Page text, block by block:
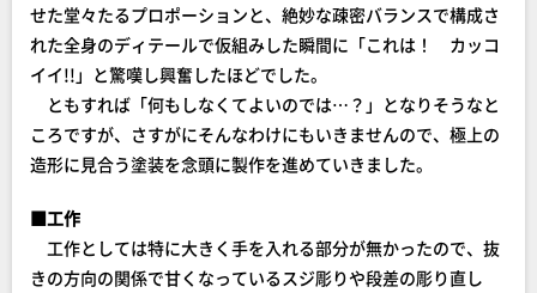
せた堂々たるプロポーションと、絶妙な疎密バランスで構成さ
れた全身のディテールで仮組みした瞬間に「これは！ カッコ
イイ!!」と驚嘆し興奮したほどでした。
ともすれば「何もしなくてよいのでは…？」となりそうなと
ころですが、さすがにそんなわけにもいきませんので、極上の
造形に見合う塗装を念頭に製作を進めていきました。
■工作
工作としては特に大きく手を入れる部分が無かったので、抜
きの方向の関係で甘くなっているスジ彫りや段差の彫り直し